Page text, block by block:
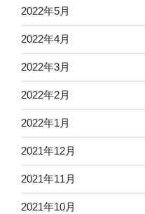
2022年5月
2022年4月
2022年3月
2022年2月
2022年1月
2021年12月
2021年11月
2021年10月